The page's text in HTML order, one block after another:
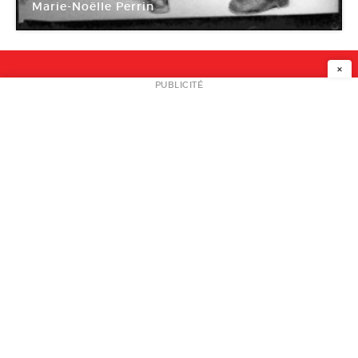
Marie-Noëlle Perrin
Les Ateliers de l’Image
NEWSLETTER
×
PUBLICITÉ